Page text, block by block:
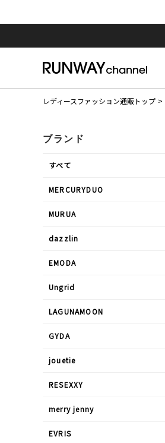
レディースファッション通販トップ
ブランド
すべて
MERCURYDUO
MURUA
dazzlin
EMODA
Ungrid
LAGUNAMOON
GYDA
jouetie
RESEXXY
merry jenny
EVRIS